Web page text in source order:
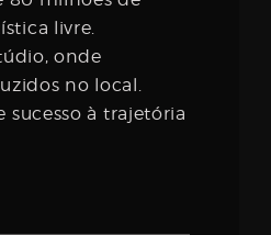
livre.
onde
no local.
sucesso à trajetória